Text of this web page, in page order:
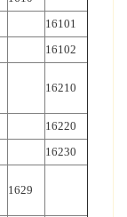
16101
16102
16210
16220
16230
1629